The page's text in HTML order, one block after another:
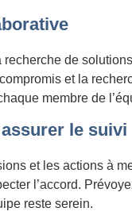
de
et la
membre de
le suivi
et les actions à
l’accord.
reste serein.